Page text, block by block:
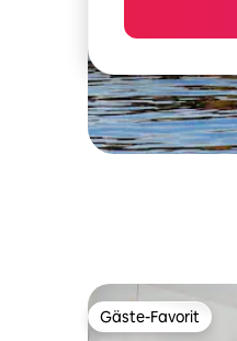
Gäste-Favorit
Gäste-Favorit